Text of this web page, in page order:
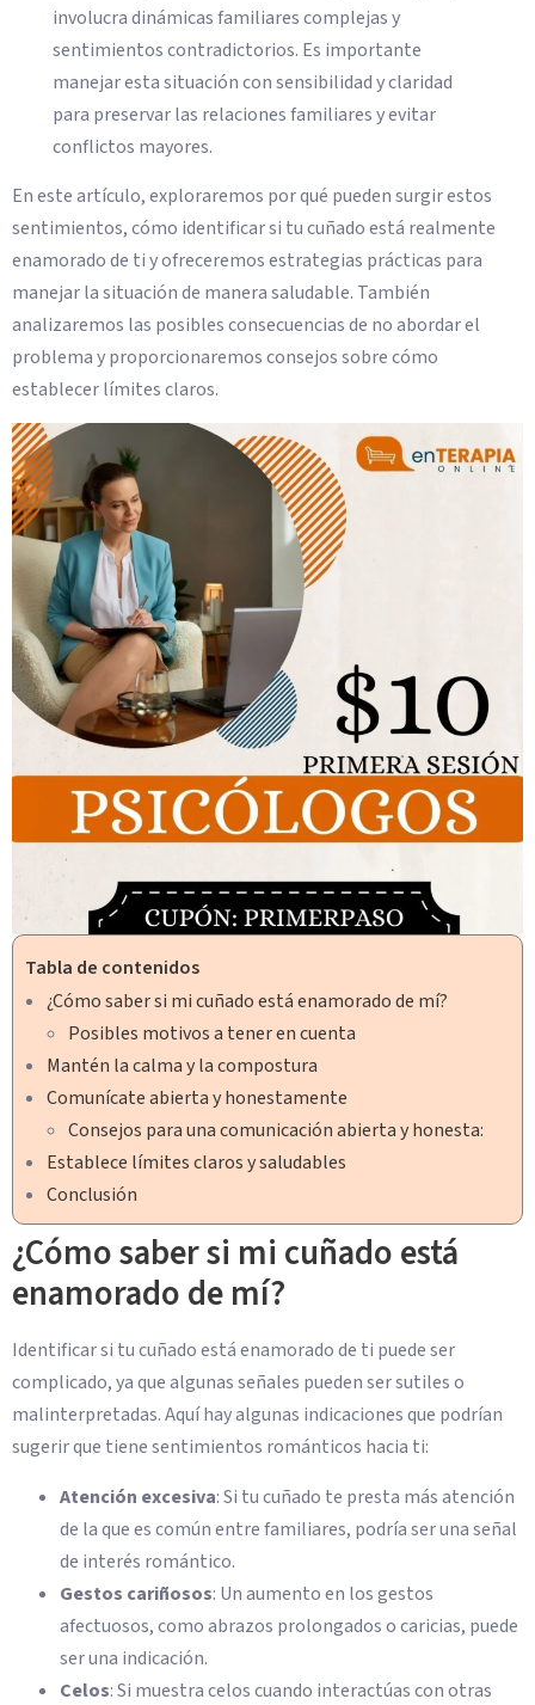
involucra dinámicas familiares complejas y
sentimientos contradictorios. Es importante
manejar esta situación con sensibilidad y claridad
para preservar las relaciones familiares y evitar
conflictos mayores.
En este artículo, exploraremos por qué pueden surgir estos
sentimientos, cómo identificar si tu cuñado está realmente
enamorado de ti y ofreceremos estrategias prácticas para
manejar la situación de manera saludable. También
analizaremos las posibles consecuencias de no abordar el
problema y proporcionaremos consejos sobre cómo
establecer límites claros.
Tabla de contenidos
¿Cómo saber si mi cuñado está enamorado de mí?
Posibles motivos a tener en cuenta
Mantén la calma y la compostura
Comunícate abierta y honestamente
Consejos para una comunicación abierta y honesta:
Establece límites claros y saludables
Conclusión
¿Cómo saber si mi cuñado está
enamorado de mí?
Identificar si tu cuñado está enamorado de ti puede ser
complicado, ya que algunas señales pueden ser sutiles o
malinterpretadas. Aquí hay algunas indicaciones que podrían
sugerir que tiene sentimientos románticos hacia ti:
Atención excesiva: Si tu cuñado te presta más atención
de la que es común entre familiares, podría ser una señal
de interés romántico.
Gestos cariñosos: Un aumento en los gestos
afectuosos, como abrazos prolongados o caricias, puede
ser una indicación.
Celos: Si muestra celos cuando interactúas con otras